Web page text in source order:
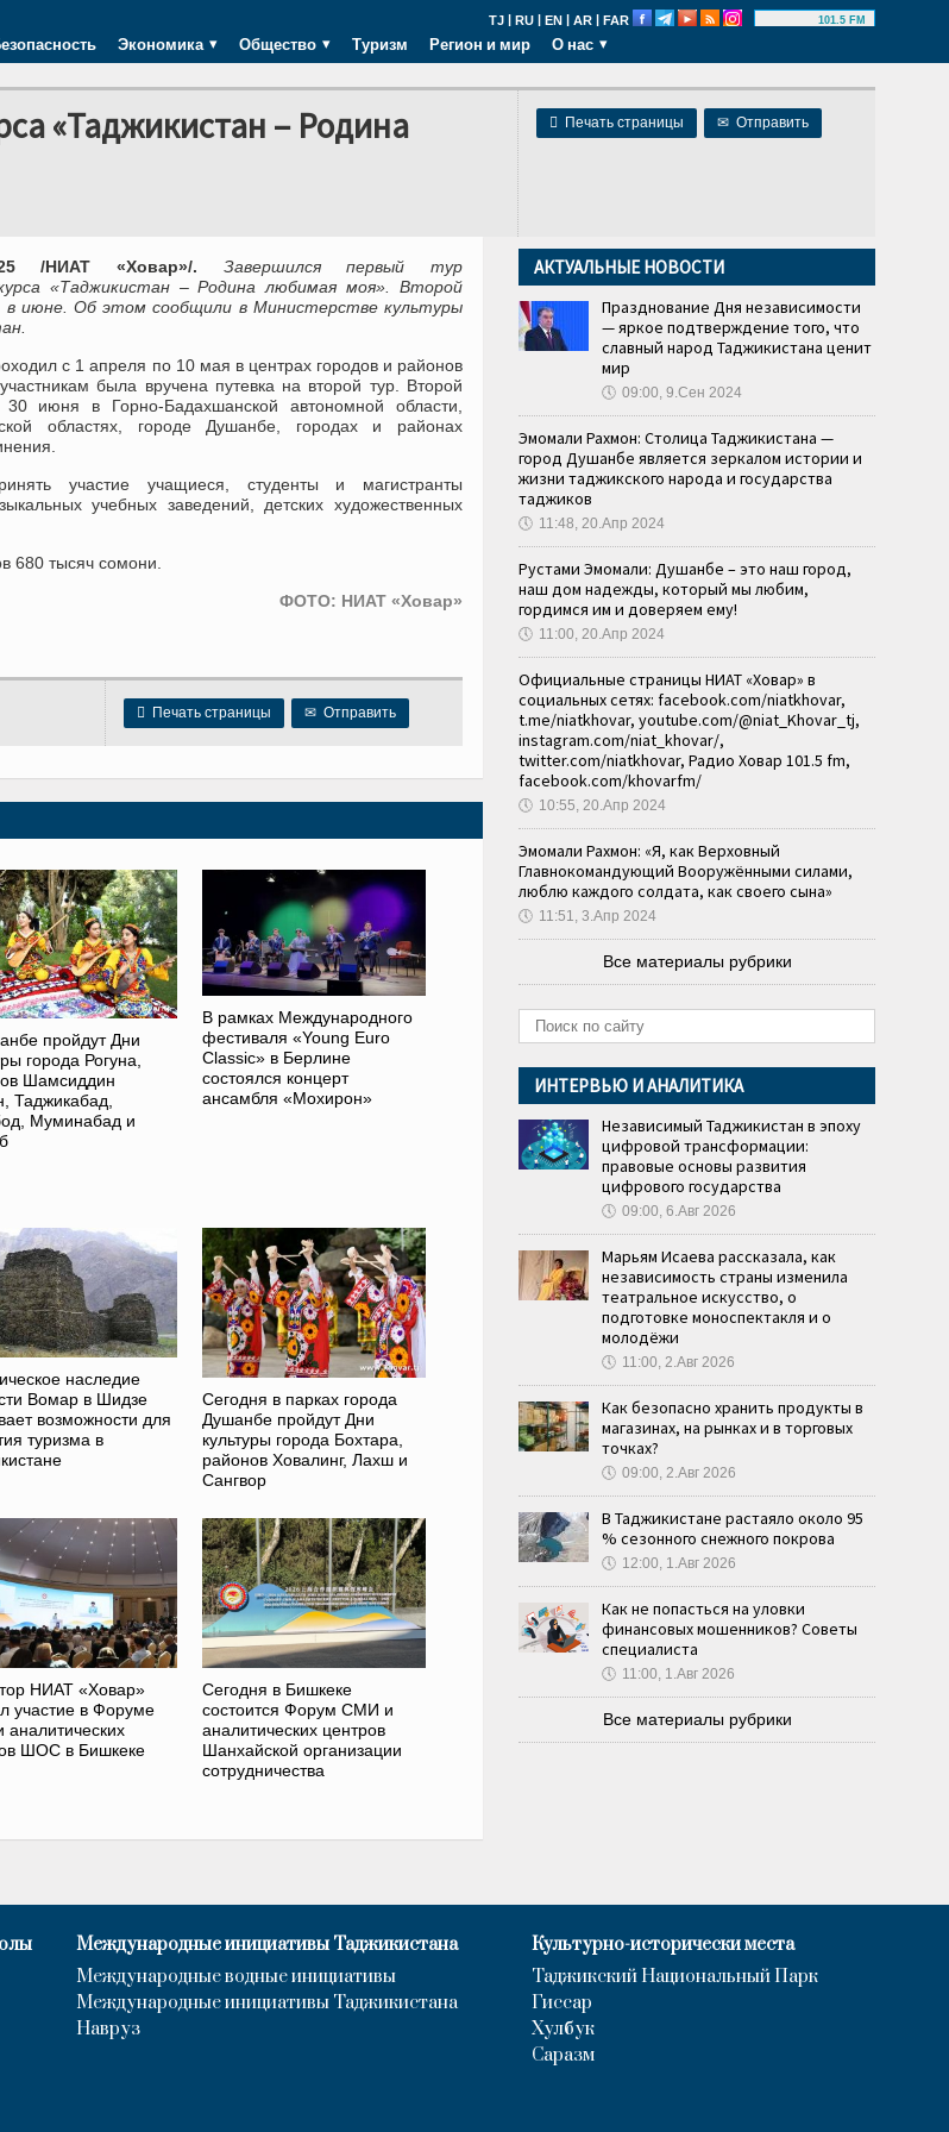
TJ | RU | EN | AR | FAR 101.5 FM
Экономика Общество Туризм Регион и мир О нас
 Печать страницы ✉ Отправить
«Таджикистан – Родина
/НИАТ «Ховар»/. Завершился первый тур
«Таджикистан – Родина любимая моя». Второй
в июне. Об этом сообщили в Министерстве культуры
с 1 апреля по 10 мая в центрах городов и районов
была вручена путевка на второй тур. Второй
июня в Горно-Бадахшанской автономной области,
областях, городе Душанбе, городах и районах
участие учащиеся, студенты и магистранты
учебных заведений, детских художественных
680 тысяч сомони.
ФОТО: НИАТ «Ховар»
 Печать страницы ✉ Отправить
пройдут Дни
города Рогуна,
Шамсиддин
Таджикабад,
Муминабад и
В рамках Международного
фестиваля «Young Euro
Classic» в Берлине
состоялся концерт
ансамбля «Мохирон»
наследие
Вомар в Шидзе
возможности для
туризма в
Сегодня в парках города
Душанбе пройдут Дни
культуры города Бохтара,
районов Ховалинг, Лахш и
Сангвор
НИАТ «Ховар»
участие в Форуме
ШОС в Бишкеке
Сегодня в Бишкеке
состоится Форум СМИ и
аналитических центров
Шанхайской организации
сотрудничества
АКТУАЛЬНЫЕ НОВОСТИ
Празднование Дня независимости
— яркое подтверждение того, что
славный народ Таджикистана ценит
мир
🕔 09:00, 9.Сен 2024
Эмомали Рахмон: Столица Таджикистана —
город Душанбе является зеркалом истории и
жизни таджикского народа и государства
таджиков
🕔 11:48, 20.Апр 2024
Рустами Эмомали: Душанбе – это наш город,
наш дом надежды, который мы любим,
гордимся им и доверяем ему!
🕔 11:00, 20.Апр 2024
Официальные страницы НИАТ «Ховар» в
социальных сетях: facebook.com/niatkhovar,
t.me/niatkhovar, youtube.com/@niat_Khovar_tj,
instagram.com/niat_khovar/,
twitter.com/niatkhovar, Радио Ховар 101.5 fm,
facebook.com/khovarfm/
🕔 10:55, 20.Апр 2024
Эмомали Рахмон: «Я, как Верховный
Главнокомандующий Вооружёнными силами,
люблю каждого солдата, как своего сына»
🕔 11:51, 3.Апр 2024
Все материалы рубрики
ИНТЕРВЬЮ И АНАЛИТИКА
Независимый Таджикистан в эпоху
цифровой трансформации:
правовые основы развития
цифрового государства
🕔 09:00, 6.Авг 2026
Марьям Исаева рассказала, как
независимость страны изменила
театральное искусство, о
подготовке моноспектакля и о
молодёжи
🕔 11:00, 2.Авг 2026
Как безопасно хранить продукты в
магазинах, на рынках и в торговых
точках?
🕔 09:00, 2.Авг 2026
В Таджикистане растаяло около 95
% сезонного снежного покрова
🕔 12:00, 1.Авг 2026
Как не попасться на уловки
финансовых мошенников? Советы
специалиста
🕔 11:00, 1.Авг 2026
Все материалы рубрики
Международные инициативы Таджикистана
Международные водные инициативы
Международные инициативы Таджикистана
Навруз
Культурно-исторически места
Таджикский Национальный Парк
Гиссар
Хулбук
Саразм